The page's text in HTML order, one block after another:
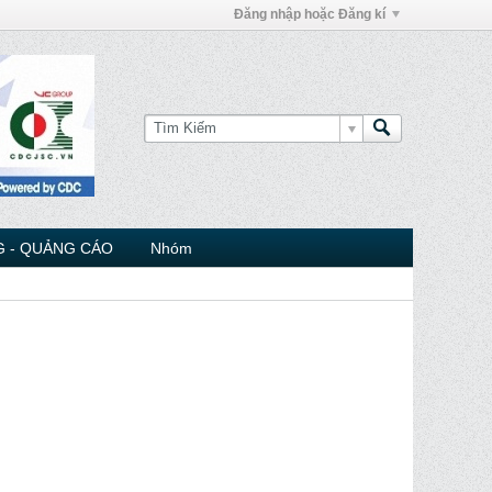
Đăng nhập hoặc Đăng kí
- QUẢNG CÁO Nhóm